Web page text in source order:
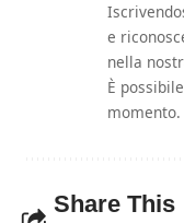
e
nella
È
momento.
Share This